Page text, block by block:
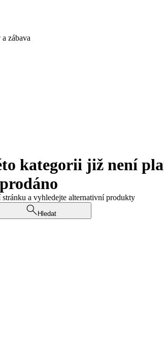
zábava
kategorii již není
a vyhledejte alternativní produkty
Hledat